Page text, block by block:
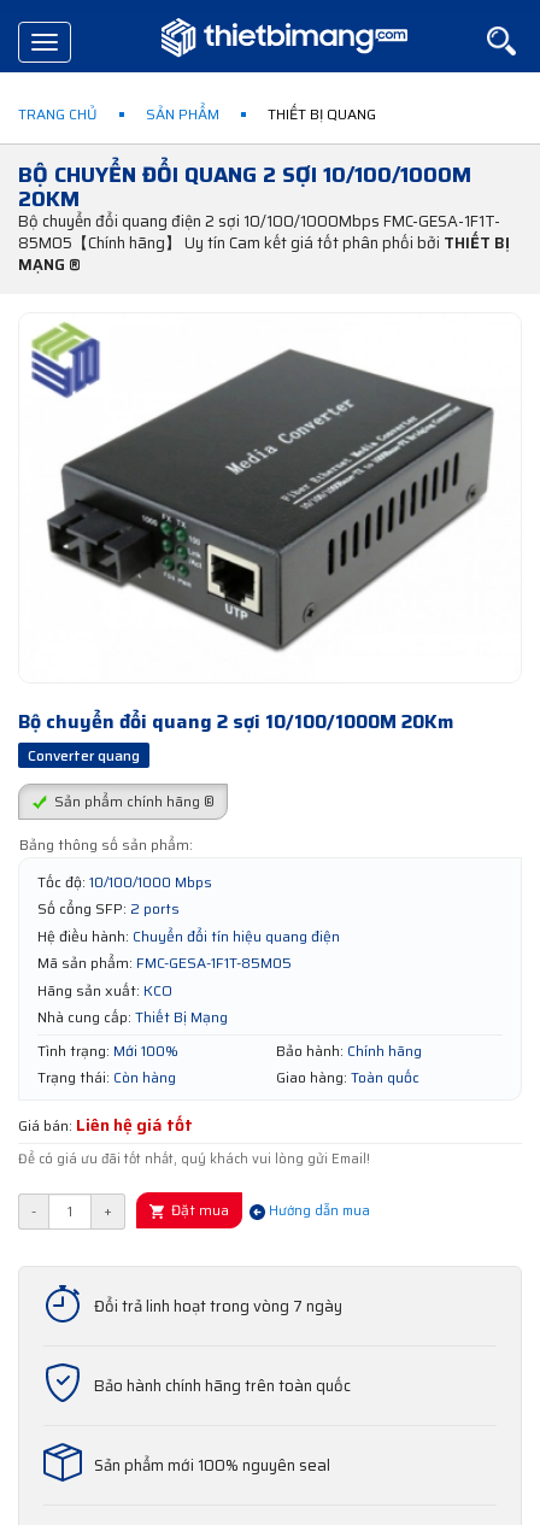
Toggle
navigation
TRANG CHỦ SẢN PHẨM THIẾT BỊ QUANG
BỘ CHUYỂN ĐỔI QUANG 2 SỢI 10/100/1000M
20KM
Bộ chuyển đổi quang điện 2 sợi 10/100/1000Mbps FMC-GESA-1F1T-
85M05【Chính hãng】 Uy tín Cam kết giá tốt phân phối bởi THIẾT BỊ
MẠNG ®
Bộ chuyển đổi quang 2 sợi 10/100/1000M 20Km
Converter quang
Sản phẩm chính hãng ®
Bảng thông số sản phẩm:
Tốc độ: 10/100/1000 Mbps
Số cổng SFP: 2 ports
Hệ điều hành: Chuyển đổi tín hiệu quang điện
Mã sản phẩm: FMC-GESA-1F1T-85M05
Hãng sản xuất: KCO
Nhà cung cấp: Thiết Bị Mạng
Tình trạng: Mới 100% Bảo hành: Chính hãng
Trạng thái: Còn hàng Giao hàng: Toàn quốc
Giá bán: Liên hệ giá tốt
Để có giá ưu đãi tốt nhất, quý khách vui lòng gửi Email!
- + Đặt mua Hướng dẫn mua
Đổi trả linh hoạt trong vòng 7 ngày
Bảo hành chính hãng trên toàn quốc
Sản phẩm mới 100% nguyên seal